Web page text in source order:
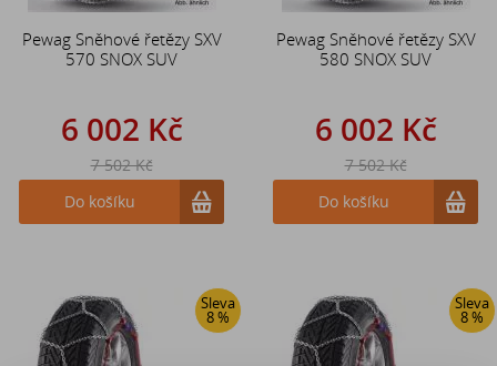
Pewag Sněhové řetězy SXV
570 SNOX SUV
6 002 Kč
7 502 Kč
Do košíku
Pewag Sněhové řetězy SXV
580 SNOX SUV
6 002 Kč
7 502 Kč
Do košíku
Sleva
8 %
Sleva
8 %